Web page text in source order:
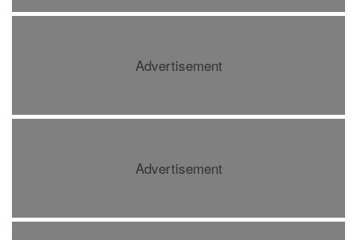
Advertisement
Advertisement